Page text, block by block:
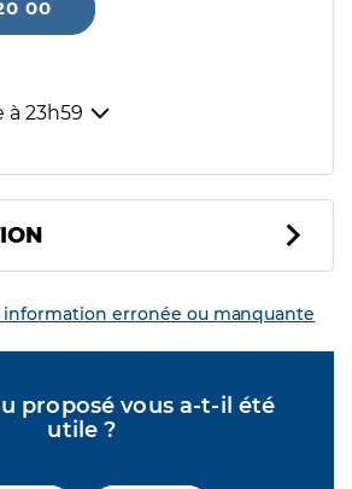
00
à 23h59
information erronée ou manquante
proposé vous a-t-il été
utile ?